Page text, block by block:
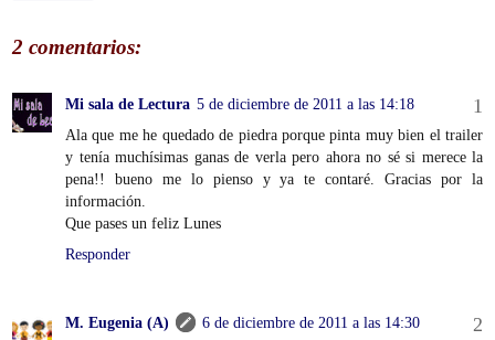
2 comentarios:
Mi sala de Lectura 5 de diciembre de 2011 a las 14:18
Ala que me he quedado de piedra porque pinta muy bien el trailer
y tenía muchísimas ganas de verla pero ahora no sé si merece la
pena!! bueno me lo pienso y ya te contaré. Gracias por la
información.
Que pases un feliz Lunes
Responder
M. Eugenia (A) 6 de diciembre de 2011 a las 14:30